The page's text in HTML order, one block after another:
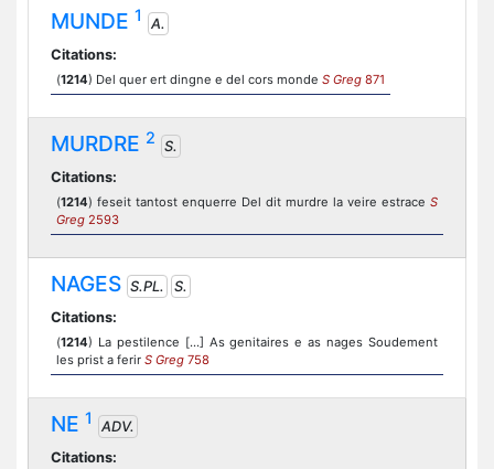
MUNDE 1
A.
Citations:
(1214) Del quer ert dingne e del cors monde S Greg 871
MURDRE 2 S.
Citations:
(1214) feseit tantost enquerre Del dit murdre la veire estrace S
Greg 2593
NAGES S.PL.
S.
Citations:
(1214) La pestilence [...] As genitaires e as nages Soudement
les prist a ferir S Greg 758
NE 1
ADV.
Citations: